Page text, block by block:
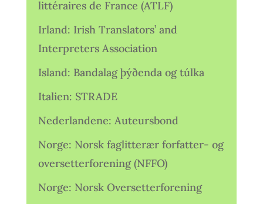
littéraires de France (ATLF)
Irland: Irish Translators’ and
Interpreters Association
Island: Bandalag þýðenda og túlka
Italien: STRADE
Nederlandene: Auteursbond
Norge: Norsk faglitterær forfatter- og
oversetterforening (NFFO)
Norge: Norsk Oversetterforening